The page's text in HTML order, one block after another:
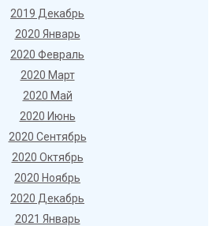
2019 Декабрь
2020 Январь
2020 Февраль
2020 Март
2020 Май
2020 Июнь
2020 Сентябрь
2020 Октябрь
2020 Ноябрь
2020 Декабрь
2021 Январь